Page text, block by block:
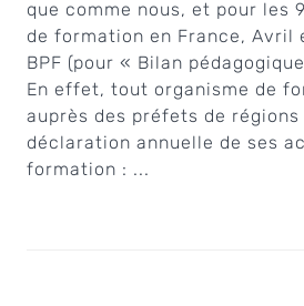
que comme nous, et pour les
de formation en France, Avril
BPF (pour « Bilan
En effet, tout organisme de
auprès des préfets de
déclaration annuelle de ses
formation : ...